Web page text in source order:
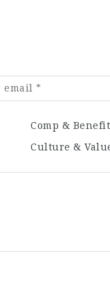
Comp &
Culture &